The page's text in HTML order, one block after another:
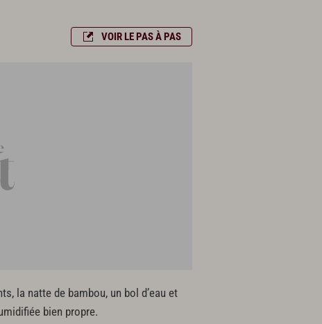
VOIR LE PAS À PAS
la natte de bambou, un bol d’eau et
bien propre.